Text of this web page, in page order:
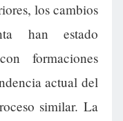
los cambios
han estado
formaciones
actual del
similar. La